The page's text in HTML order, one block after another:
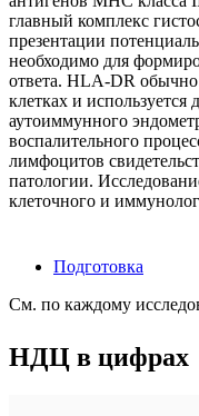
главный комплекс
презентации
необходимо для
ответа. HLA-DR
клетках и используется
аутоиммунного
воспалительного
лимфоцитов
патологии.
клеточного и
Подготовка
См. по каждому
НДЦ в цифрах